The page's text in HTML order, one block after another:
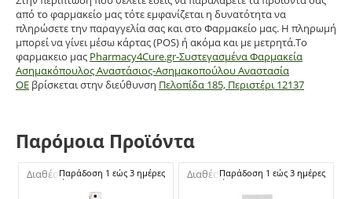
από το φαρμακείο μας τότε εμφανίζεται η δυνατότητα να
πληρώσετε την παραγγελία σας και στο Φαρμακείο μας. Η πληρωμή
μπορεί να γίνει μέσω κάρτας (POS) ή ακόμα και με μετρητά.Το
φαρμακειο μας Pharmacy4Cure.gr-Συστεγασμένα Φαρμακεία
Ασημακόπουλος Αναστάσιος-Ασημακοπούλου Αναστασία
ΟΕ βρίσκεται στην διεύθυνση Πελοπίδα 185, Περιστέρι 12137
Παρόμοια Προϊόντα
Διαθέσιμο:Παράδοση 1 εώς 3 ημέρες Διαθέσιμο:Παράδοση 1 εώς 3 ημέρες